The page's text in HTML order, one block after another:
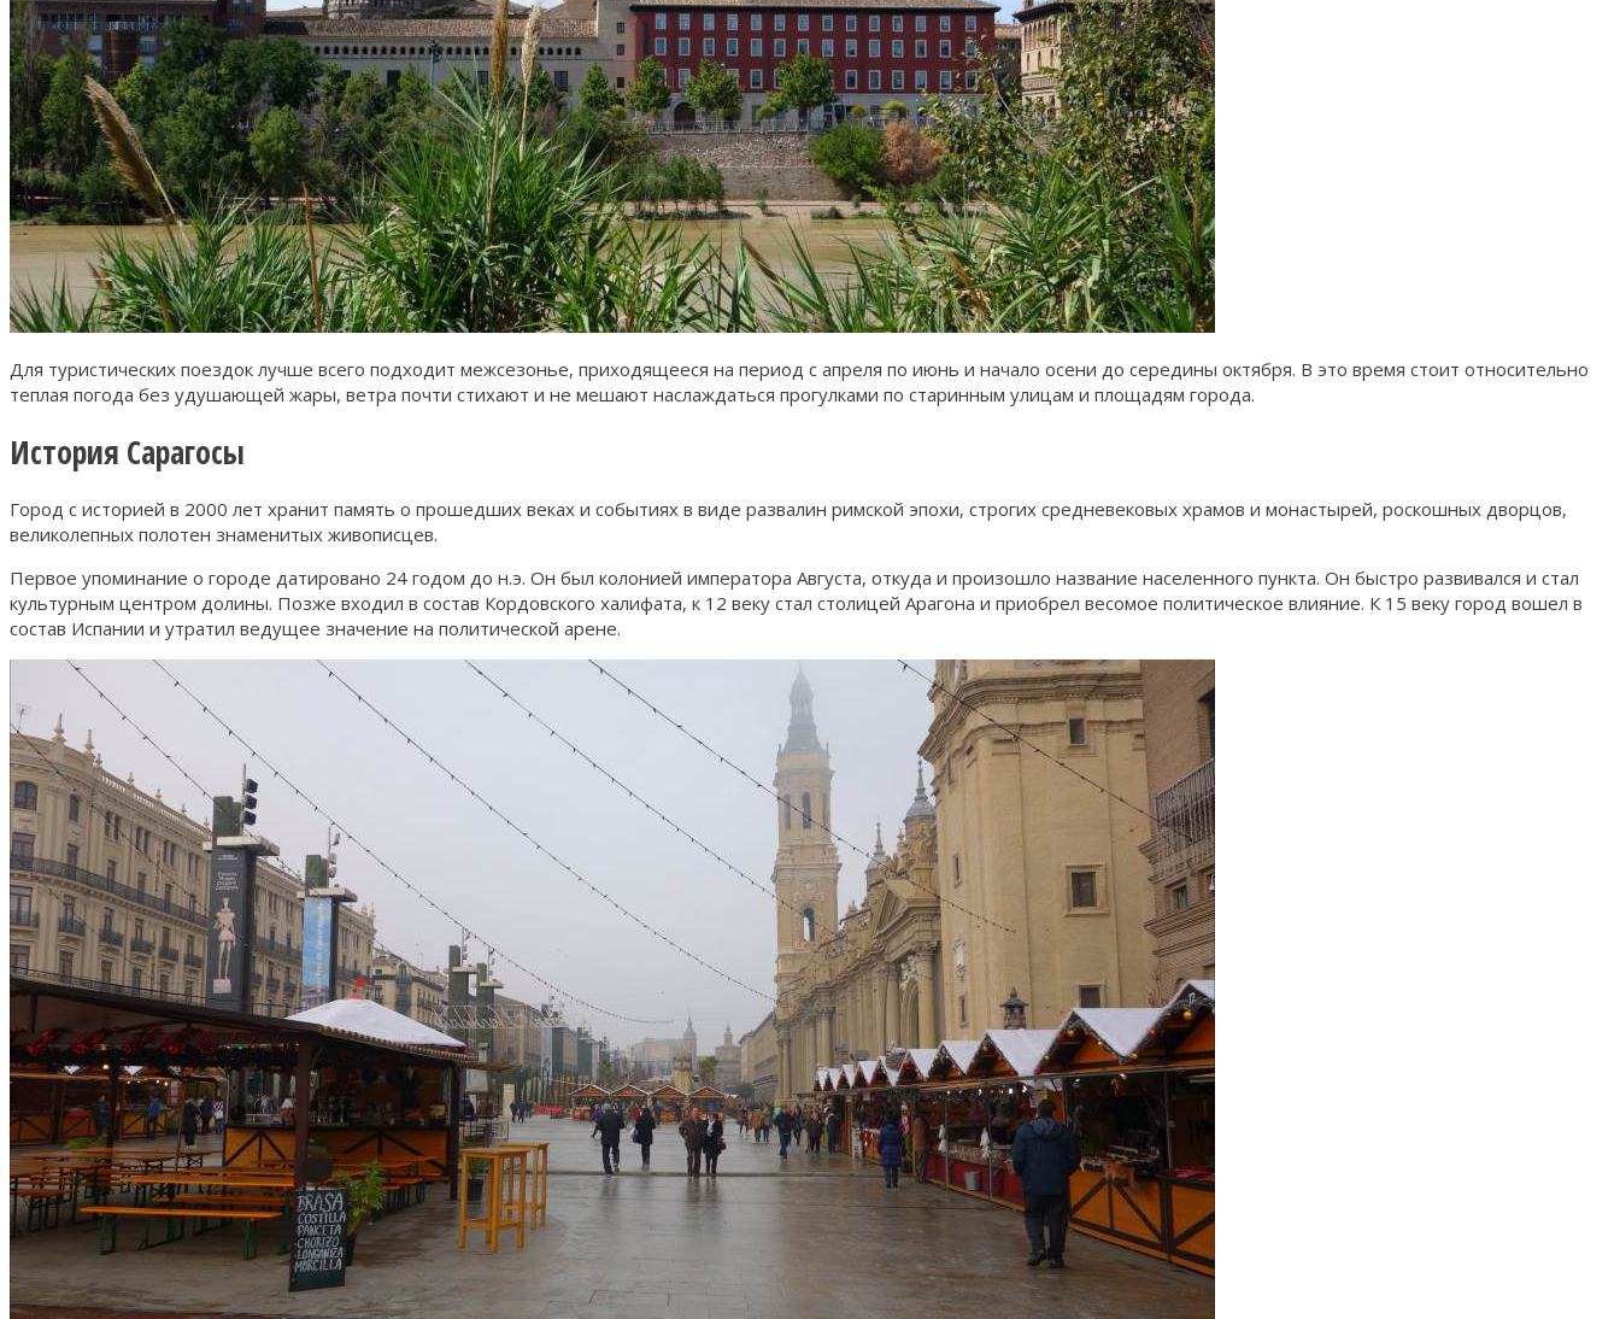
Для туристических поездок лучше всего подходит межсезонье, приходящееся на период с апреля по июнь и начало осени до середины октября. В это время стоит относительно
теплая погода без удушающей жары, ветра почти стихают и не мешают наслаждаться прогулками по старинным улицам и площадям города.
История Сарагосы
Город с историей в 2000 лет хранит память о прошедших веках и событиях в виде развалин римской эпохи, строгих средневековых храмов и монастырей, роскошных дворцов,
великолепных полотен знаменитых живописцев.
Первое упоминание о городе датировано 24 годом до н.э. Он был колонией императора Августа, откуда и произошло название населенного пункта. Он быстро развивался и стал
культурным центром долины. Позже входил в состав Кордовского халифата, к 12 веку стал столицей Арагона и приобрел весомое политическое влияние. К 15 веку город вошел в
состав Испании и утратил ведущее значение на политической арене.